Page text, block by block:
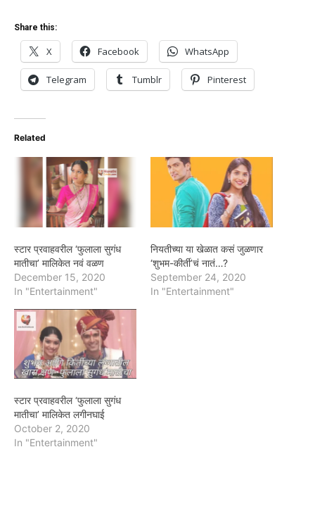
Share this:
X Facebook WhatsApp
Telegram Tumblr Pinterest
Related
स्टार प्रवाहवरील ‘फुलाला सुगंध
मातीचा’ मालिकेत नवं वळण
December 15, 2020
In "Entertainment"
नियतीच्या या खेळात कसं जुळणार
‘शुभम-कीर्ती’चं नातं…?
September 24, 2020
In "Entertainment"
स्टार प्रवाहवरील ‘फुलाला सुगंध
मातीचा’ मालिकेत लगीनघाई
October 2, 2020
In "Entertainment"